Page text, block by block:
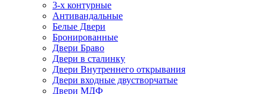
3-х контурные
Антивандальные
Белые Двери
Бронированные
Двери Браво
Двери в сталинку
Двери Внутреннего открывания
Двери входные двустворчатые
Двери МДФ